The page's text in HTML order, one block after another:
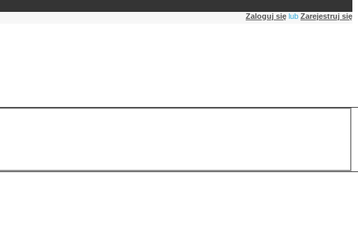
Zaloguj się lub Zarejestruj się